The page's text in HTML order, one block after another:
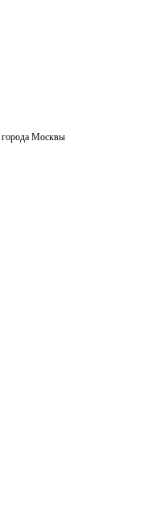
города Москвы